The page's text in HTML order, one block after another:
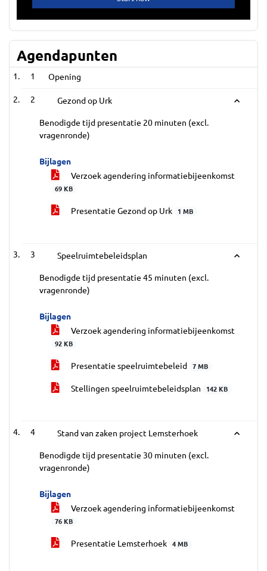
Agendapunten
1 Opening
2 Gezond op Urk
Benodigde tijd presentatie 20 minuten (excl.
vragenronde)
Bijlagen
Verzoek agendering informatiebijeenkomst
69 KB
Presentatie Gezond op Urk 1 MB
3 Speelruimtebeleidsplan
Benodigde tijd presentatie 45 minuten (excl.
vragenronde)
Bijlagen
Verzoek agendering informatiebijeenkomst
92 KB
Presentatie speelruimtebeleid 7 MB
Stellingen speelruimtebeleidsplan 142 KB
4 Stand van zaken project Lemsterhoek
Benodigde tijd presentatie 30 minuten (excl.
vragenronde)
Bijlagen
Verzoek agendering informatiebijeenkomst
76 KB
Presentatie Lemsterhoek 4 MB